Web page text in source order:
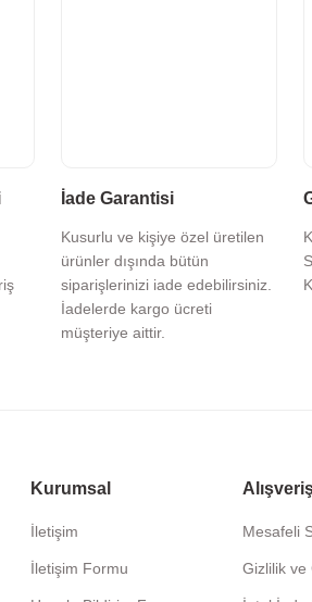
İade Garantisi
Kusurlu ve kişiye özel üretilen
ürünler dışında bütün
siparişlerinizi iade edebilirsiniz.
İadelerde kargo ücreti
müşteriye aittir.
Kurumsal
İletişim
İletişim Formu
Mesafeli
Gizlilik ve